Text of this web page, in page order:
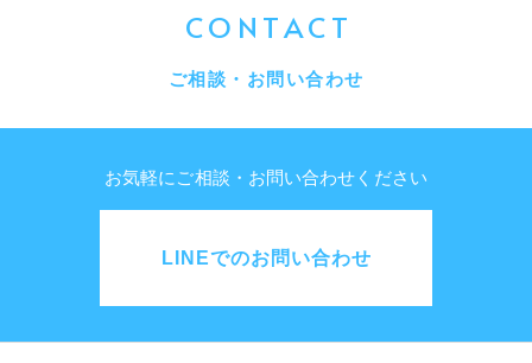
CONTACT
ご相談・お問い合わせ
お気軽にご相談・お問い合わせください
LINEでのお問い合わせ